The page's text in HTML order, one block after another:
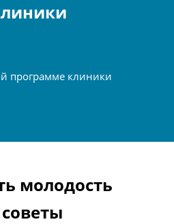
программе клиники
молодость